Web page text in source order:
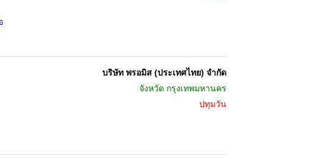
บริษัท พรอมิส (ประเทศไทย) จำกัด
จังหวัด กรุงเทพมหานคร
ปทุมวัน